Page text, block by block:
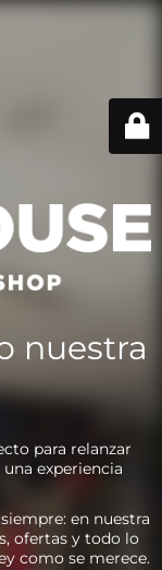
nuestra
para relanzar
experiencia
en nuestra
ofertas y todo lo
como se merece.